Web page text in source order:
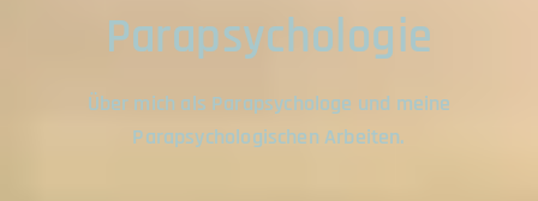
Parapsychologie
Über mich als Parapsychologe und meine
Parapsychologischen Arbeiten.